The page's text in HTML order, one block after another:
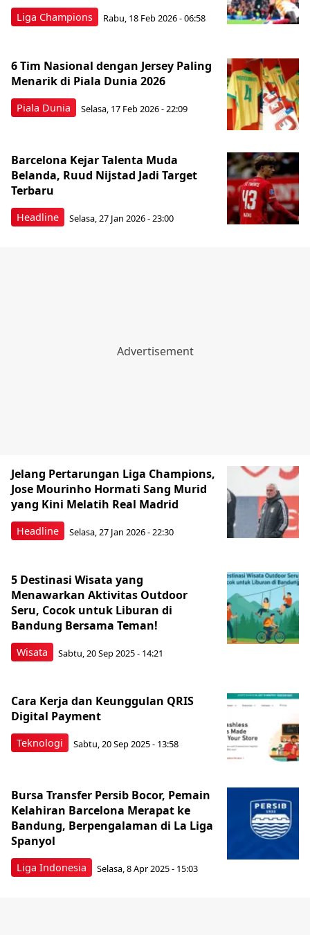
Liga Champions Rabu, 18 Feb 2026 - 06:58
Piala Dunia
6 Tim Nasional dengan Jersey Paling
Menarik di Piala Dunia 2026
Selasa, 17 Feb 2026 - 22:09
Headline
Barcelona Kejar Talenta Muda
Belanda, Ruud Nijstad Jadi Target
Terbaru
Selasa, 27 Jan 2026 - 23:00
Headline
Jelang Pertarungan Liga Champions,
Jose Mourinho Hormati Sang Murid
yang Kini Melatih Real Madrid
Selasa, 27 Jan 2026 - 22:30
Wisata
5 Destinasi Wisata yang
Menawarkan Aktivitas Outdoor
Seru, Cocok untuk Liburan di
Bandung Bersama Teman!
Sabtu, 20 Sep 2025 - 14:21
Teknologi
Cara Kerja dan Keunggulan QRIS
Digital Payment
Sabtu, 20 Sep 2025 - 13:58
Liga Indonesia
Bursa Transfer Persib Bocor, Pemain
Kelahiran Barcelona Merapat ke
Bandung, Berpengalaman di La Liga
Spanyol
Selasa, 8 Apr 2025 - 15:03